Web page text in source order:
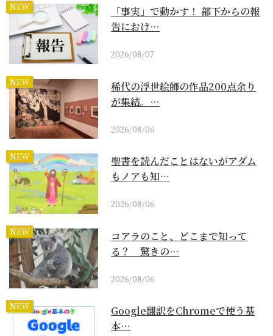
NEW
「事実」で動かす！ 部下からの報
告におけ…
2026/08/07
NEW
稀代の浮世絵師の作品200点余り
が集結。…
2026/08/06
NEW
聖書を読んだことはないがアダム
もノアも知…
2026/08/06
NEW
コアラのこと、どこまで知って
る？ 驚きの…
2026/08/06
NEW
Google翻訳をChromeで使う基
本…